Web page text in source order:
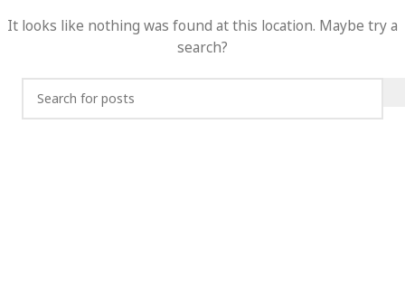
It looks like nothing was found at this location. Maybe try a
search?